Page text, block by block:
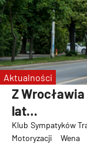
Z
lat…
Klub Sympatyków
Motoryzacji
Aktualności